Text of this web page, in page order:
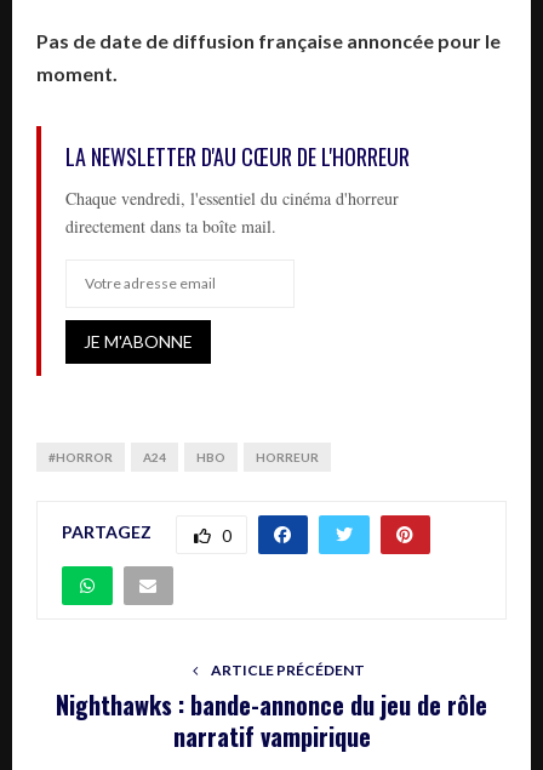
Pas de date de diffusion française annoncée pour le
moment.
LA NEWSLETTER D'AU CŒUR DE L'HORREUR
Chaque vendredi, l'essentiel du cinéma d'horreur
directement dans ta boîte mail.
#HORROR A24 HBO HORREUR
PARTAGEZ 0
ARTICLE PRÉCÉDENT
Nighthawks : bande-annonce du jeu de rôle
narratif vampirique